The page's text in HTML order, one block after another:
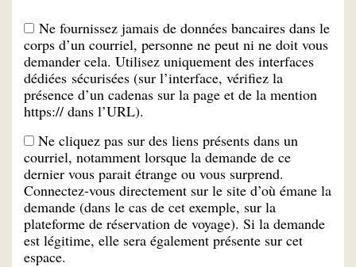
Ne fournissez jamais de données bancaires dans le
corps d’un courriel, personne ne peut ni ne doit vous
demander cela. Utilisez uniquement des interfaces
dédiées sécurisées (sur l’interface, vérifiez la
présence d’un cadenas sur la page et de la mention
https:// dans l’URL).
Ne cliquez pas sur des liens présents dans un
courriel, notamment lorsque la demande de ce
dernier vous parait étrange ou vous surprend.
Connectez-vous directement sur le site d’où émane la
demande (dans le cas de cet exemple, sur la
plateforme de réservation de voyage). Si la demande
est légitime, elle sera également présente sur cet
espace.